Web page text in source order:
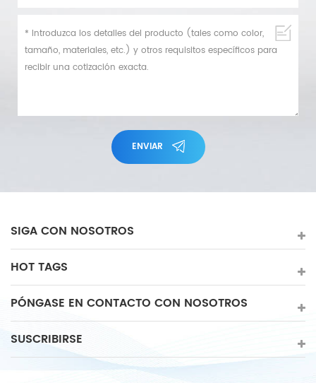
ENVIAR
SIGA CON NOSOTROS
HOT TAGS
PÓNGASE EN CONTACTO CON NOSOTROS
SUSCRIBIRSE